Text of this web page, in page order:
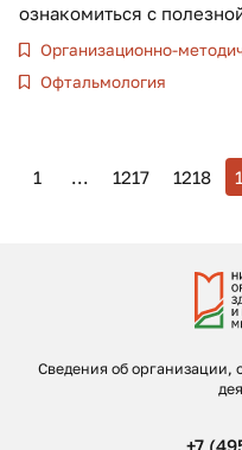
ознакомиться с
Организационно-
Офтальмология
1 ... 1217 1218
Сведения об организации,
+7